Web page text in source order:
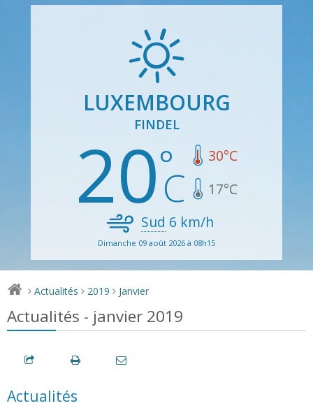
LUXEMBOURG
FINDEL
20 30°C
17°C
Sud 6 km/h
Dimanche 09 août 2026 à 08h15
> Actualités > 2019 > Janvier
Actualités - janvier 2019
Actualités